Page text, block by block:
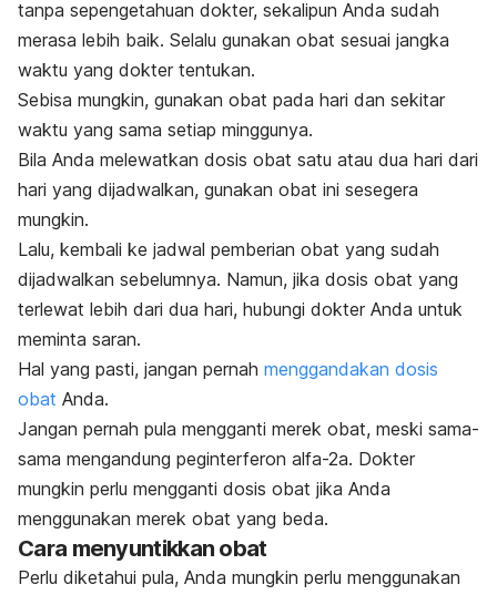
tanpa sepengetahuan dokter, sekalipun Anda sudah
merasa lebih baik. Selalu gunakan obat sesuai jangka
waktu yang dokter tentukan.
Sebisa mungkin, gunakan obat pada hari dan sekitar
waktu yang sama setiap minggunya.
Bila Anda melewatkan dosis obat satu atau dua hari dari
hari yang dijadwalkan, gunakan obat ini sesegera
mungkin.
Lalu, kembali ke jadwal pemberian obat yang sudah
dijadwalkan sebelumnya. Namun, jika dosis obat yang
terlewat lebih dari dua hari, hubungi dokter Anda untuk
meminta saran.
Hal yang pasti, jangan pernah menggandakan dosis
obat Anda.
Jangan pernah pula mengganti merek obat, meski sama-
sama mengandung peginterferon alfa-2a. Dokter
mungkin perlu mengganti dosis obat jika Anda
menggunakan merek obat yang beda.
Cara menyuntikkan obat
Perlu diketahui pula, Anda mungkin perlu menggunakan